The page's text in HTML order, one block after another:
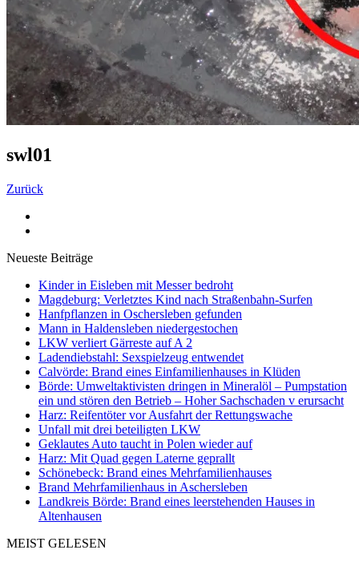
swl01
Zurück
Neueste Beiträge
Kinder in Eisleben mit Messer bedroht
Magdeburg: Verletztes Kind nach Straßenbahn-Surfen
Hanfpflanzen in Oschersleben gefunden
Mann in Haldensleben niedergestochen
LKW verliert Gärreste auf A 2
Ladendiebstahl: Sexspielzeug entwendet
Calvörde: Brand eines Einfamilienhauses in Klüden
Börde: Umweltaktivisten dringen in Mineralöl – Pumpstation
ein und stören den Betrieb – Hoher Sachschaden v erursacht
Harz: Reifentöter vor Ausfahrt der Rettungswache
Unfall mit drei beteiligten LKW
Geklautes Auto taucht in Polen wieder auf
Harz: Mit Quad gegen Laterne geprallt
Schönebeck: Brand eines Mehrfamilienhauses
Brand Mehrfamilienhaus in Aschersleben
Landkreis Börde: Brand eines leerstehenden Hauses in
Altenhausen
MEIST GELESEN